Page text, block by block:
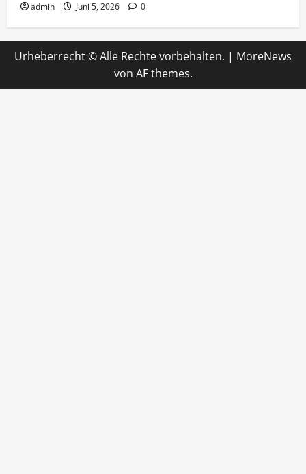
admin Juni 5, 2026 0
Urheberrecht © Alle Rechte vorbehalten. | MoreNews
von AF themes.